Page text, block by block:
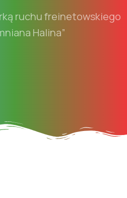
ruchu freinetowskiego
Halina”